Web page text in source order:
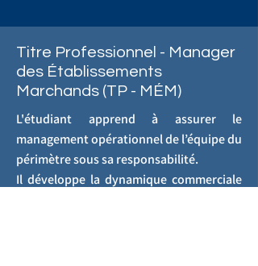
Titre Professionnel - Manager
des Établissements
Marchands (TP - MÉM)
L'étudiant apprend à assurer le
management opérationnel de l’équipe du
périmètre sous sa responsabilité.
Il développe la dynamique commerciale